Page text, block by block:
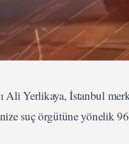
Ali Yerlikaya, İstanbul
suç örgütüne yönelik 96